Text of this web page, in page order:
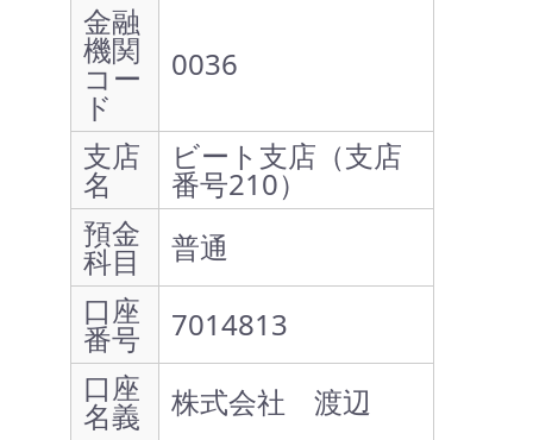
金融
機関
コー
ド
0036
支店
名
ビート支店（支店
番号210）
預金
科目
普通
口座
番号
7014813
口座
名義 株式会社 渡辺